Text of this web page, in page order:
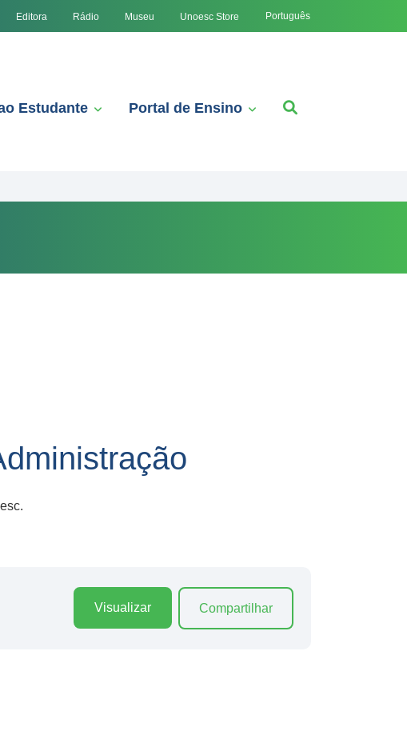
Editora Rádio Museu Unoesc Store Português
Estudante Portal de Ensino
Visualizar Compartilhar